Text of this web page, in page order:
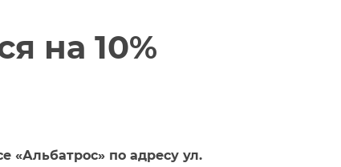
на 10%
«Альбатрос» по адресу ул.